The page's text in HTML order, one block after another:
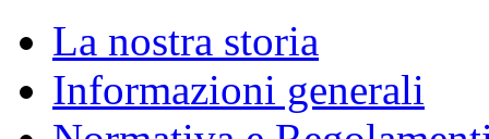
La nostra storia
Informazioni generali